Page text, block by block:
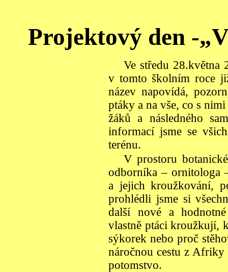
Projektový den -
Ve středu 28.května
v tomto školním roce
název napovídá,
ptáky a na vše, co s
žáků a následného
informací jsme se
terénu.
V prostoru
odborníka – ornitologa
a jejich kroužkování,
prohlédli jsme si
další nové a
vlastně ptáci kroužkují,
sýkorek nebo proč
náročnou cestu z
potomstvo.